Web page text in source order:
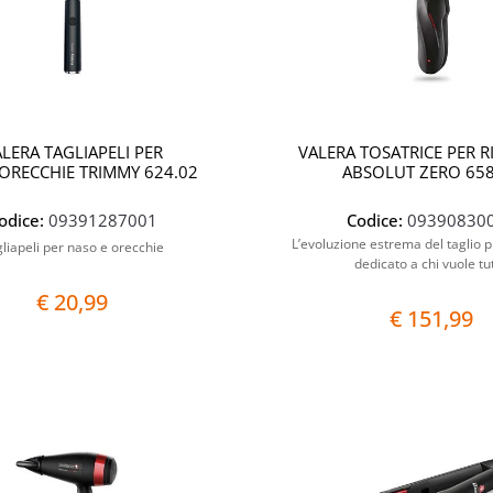
TAGLIAPELI PER
TRIMMY 624.02
09391287001
per naso e orecchie
€ 20,99
VALERA TOSATRICE PER
ABSOLUT ZERO
Codice:
L’evoluzione estrema del taglio
dedicato a chi vuole
€ 151,99